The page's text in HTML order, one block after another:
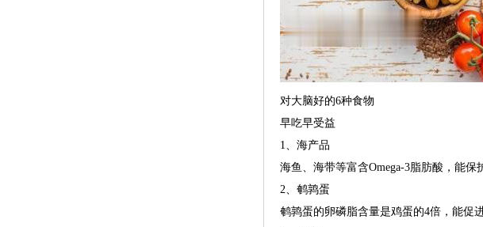
对大脑好的6种食物
早吃早受益
1、海产品
海鱼、海带等富含Omega-3脂肪酸，能
2、鹌鹑蛋
鹌鹑蛋的卵磷脂含量是鸡蛋的4倍，能促